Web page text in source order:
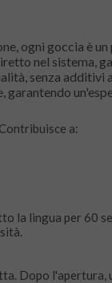
ogni goccia è
nel sistema,
senza additivi
a:
la lingua per 60
Dopo l'apertura,